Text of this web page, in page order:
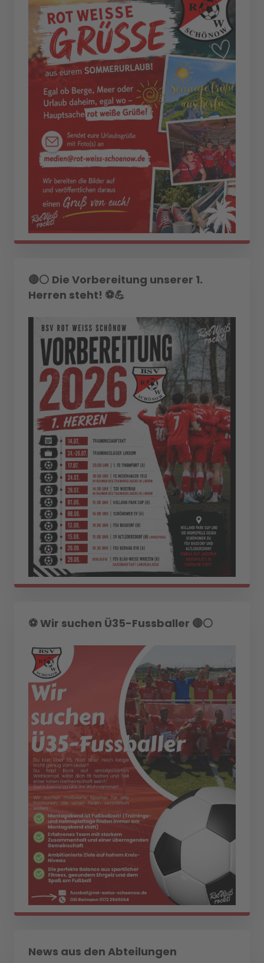
🔴⚪ Die Vorbereitung unserer 1.
Herren steht! ⚽💪
⚽️ Wir suchen Ü35-Fussballer 🔴⚪️
News aus den Abteilungen